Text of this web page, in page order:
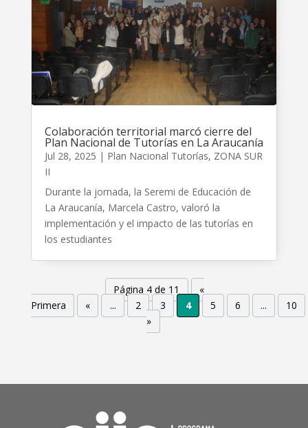
Colaboración territorial marcó cierre del
Plan Nacional de Tutorías en La Araucanía
Jul 28, 2025 | Plan Nacional Tutorías, ZONA SUR
II
Durante la jornada, la Seremi de Educación de
La Araucanía, Marcela Castro, valoró la
implementación y el impacto de las tutorías en
los estudiantes
Página 4 de 11
«
Primera
« ... 2 3 4 5 6 ...
10
»